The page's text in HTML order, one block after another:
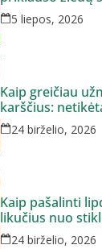
dydis?
5 liepos, 2026
Kaip greičiau
karščius:
24 birželio, 2026
Kaip pašalinti
likučius nuo
metalo
24 birželio, 2026